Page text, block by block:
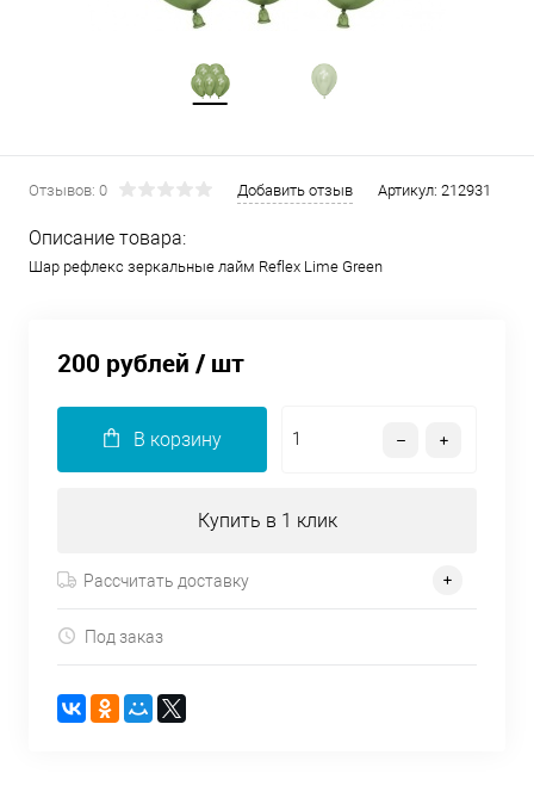
Отзывов: 0 Добавить отзыв Артикул: 212931
Описание товара:
Шар рефлекс зеркальные лайм Reflex Lime Green
200 рублей / шт
В корзину
Купить в 1 клик
Рассчитать доставку
Под заказ